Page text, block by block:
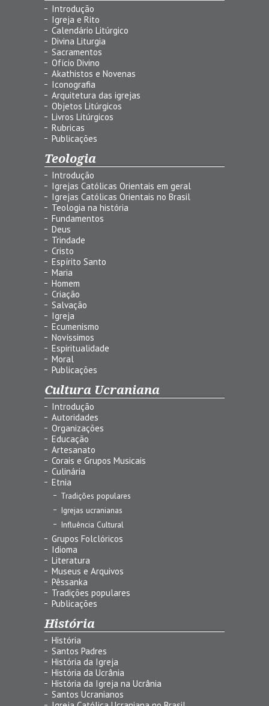
Introdução
Igreja e Rito
Calendário Litúrgico
Divina Liturgia
Sacramentos
Ofício Divino
Akathistos e Novenas
Iconografia
Arquitetura das igrejas
Objetos Litúrgicos
Livros Litúrgicos
Rubricas
Publicações
Teologia
Introdução
Igrejas Católicas Orientais em geral
Igrejas Católicas Orientais no Brasil
Teologia na história
Fundamentos
Deus
Trindade
Cristo
Espírito Santo
Maria
Homem
Criação
Salvação
Igreja
Ecumenismo
Novíssimos
Espiritualidade
Moral
Publicações
Cultura Ucraniana
Introdução
Autoridades
Organizações
Educação
Artesanato
Corais e Grupos Musicais
Culinária
Etnia
Tradições populares
Igrejas ucranianas
Influência Cultural
Grupos Folclóricos
Idioma
Literatura
Museus e Arquivos
Pêssanka
Tradições populares
Publicações
História
História
Santos Padres
História da Igreja
História da Ucrânia
História da Igreja na Ucrânia
Santos Ucranianos